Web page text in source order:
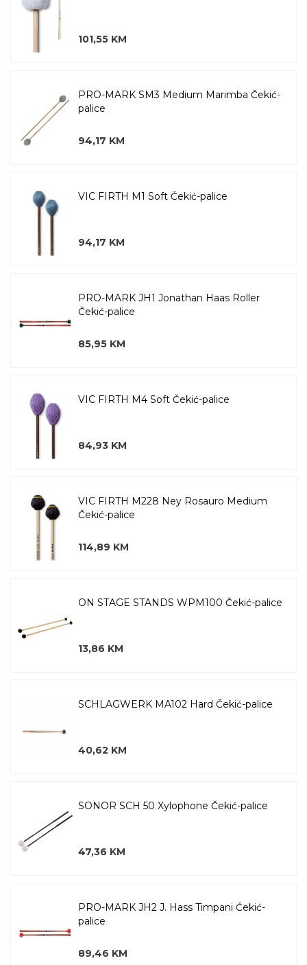
101,55 KM
PRO-MARK SM3 Medium Marimba Čekić-
palice
94,17 KM
VIC FIRTH M1 Soft Čekić-palice
94,17 KM
PRO-MARK JH1 Jonathan Haas Roller
Čekić-palice
85,95 KM
VIC FIRTH M4 Soft Čekić-palice
84,93 KM
VIC FIRTH M228 Ney Rosauro Medium
Čekić-palice
114,89 KM
ON STAGE STANDS WPM100 Čekić-palice
13,86 KM
SCHLAGWERK MA102 Hard Čekić-palice
40,62 KM
SONOR SCH 50 Xylophone Čekić-palice
47,36 KM
PRO-MARK JH2 J. Hass Timpani Čekić-
palice
89,46 KM